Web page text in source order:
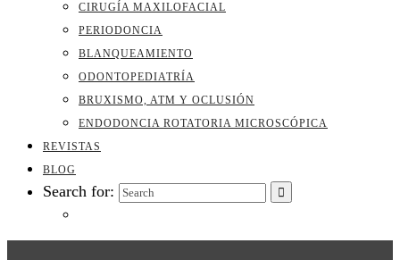
CIRUGÍA MAXILOFACIAL
PERIODONCIA
BLANQUEAMIENTO
ODONTOPEDIATRÍA
BRUXISMO, ATM Y OCLUSIÓN
ENDODONCIA ROTATORIA MICROSCÓPICA
REVISTAS
BLOG
Search for: